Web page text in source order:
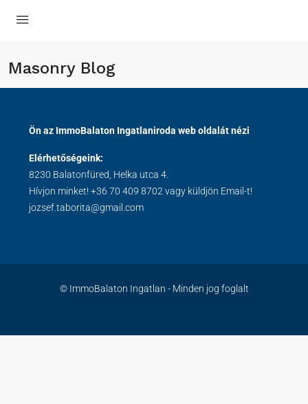
Masonry Blog
Ön az ImmoBalaton Ingatlaniroda web oldalát nézi
Elérhetőségeink:
8230 Balatonfüred, Helka utca 4.
Hívjon minket! +36 70 409 8702 vagy küldjön Email-t!
jozsef.taborita@gmail.com
© ImmoBalaton Ingatlan - Minden jog foglalt